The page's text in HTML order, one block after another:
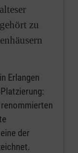
zu
Erlangen
der